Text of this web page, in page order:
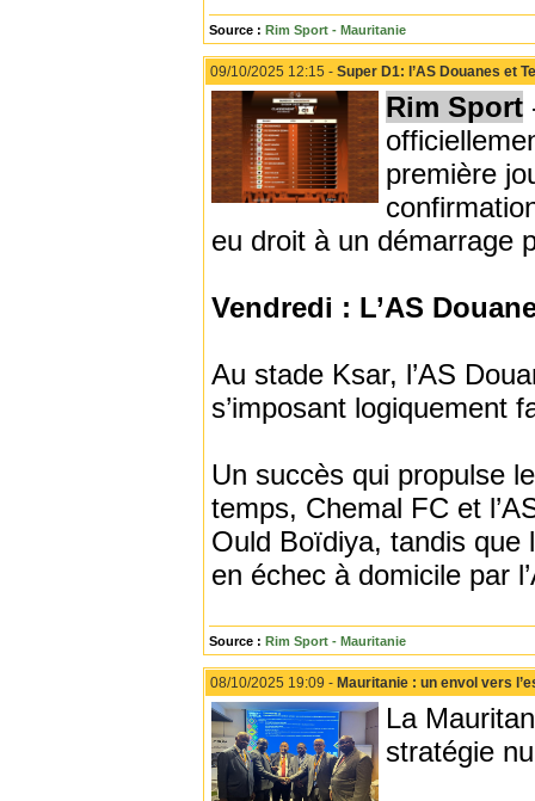
Source : Rim Sport - Mauritanie
09/10/2025 12:15 - Super D1: l’AS Douanes et
Rim Sport
première
eu droit à un démarrage
Vendredi : L’AS
Au stade Ksar, l’AS
s’imposant logiquement
Un succès qui propulse
temps, Chemal FC et
Ould Boïdiya, tandis que
en échec à domicile par
Source : Rim Sport - Mauritanie
08/10/2025 19:09 - Mauritanie : un envol vers
La
stratégie